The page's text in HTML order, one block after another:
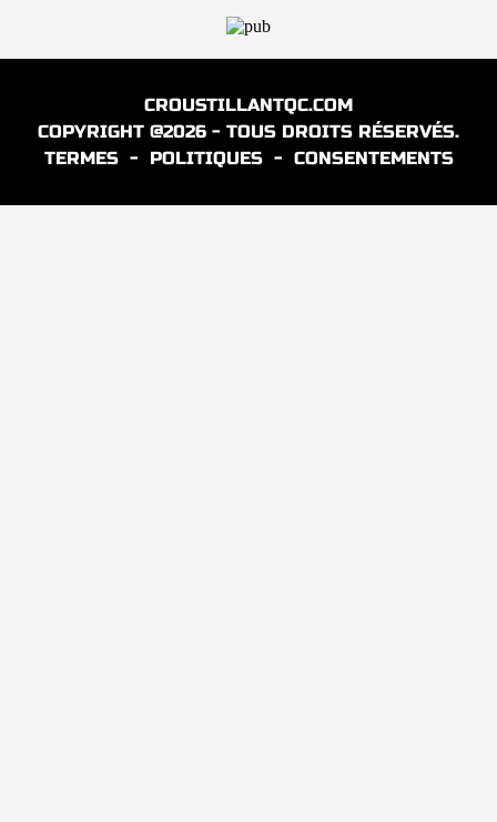
CROUSTILLANTQC.COM
COPYRIGHT @2026 - TOUS DROITS RÉSERVÉS.
TERMES- POLITIQUES- CONSENTEMENTS